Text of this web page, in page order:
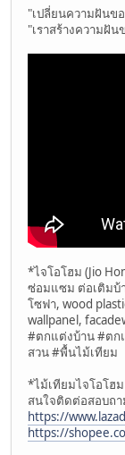
"เปลี่ยนความฝันข
"เราสร้างความฝั
*ไจโอโฮม (Jio
ซ่อมแซม ต่อเติมบ้
โซฟา, wood
wallpanel,
#ตกแต่งบ้าน #ตก
สวน #พื้นไม้เทียม
*ไม้เทียมไจโอโฮ
สนใจติดต่อสอบถ
https://
https://